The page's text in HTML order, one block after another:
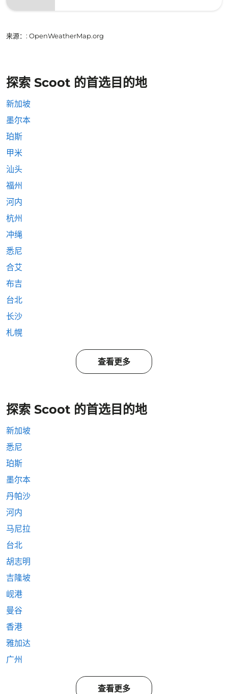
来源： : OpenWeatherMap.org
探索 Scoot 的首选目的地
新加坡
墨尔本
珀斯
甲米
汕头
福州
河内
杭州
冲绳
悉尼
合艾
布吉
台北
长沙
札幌
查看更多
探索 Scoot 的首选目的地
新加坡
悉尼
珀斯
墨尔本
丹帕沙
河内
马尼拉
台北
胡志明
吉隆坡
岘港
曼谷
香港
雅加达
广州
查看更多